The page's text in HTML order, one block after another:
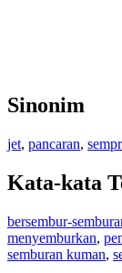
Sinonim
jet, pancaran,
Kata-kata
bersembur-
menyemburkan,
semburan kuman,